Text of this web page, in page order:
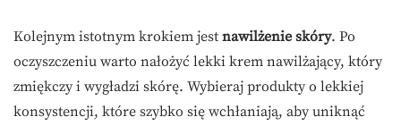
Kolejnym istotnym krokiem jest nawilżenie skóry. Po
oczyszczeniu warto nałożyć lekki krem nawilżający, który
zmiękczy i wygładzi skórę. Wybieraj produkty o lekkiej
konsystencji, które szybko się wchłaniają, aby uniknąć